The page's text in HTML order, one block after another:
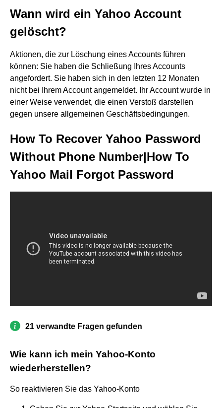
Wann wird ein Yahoo Account
gelöscht?
Aktionen, die zur Löschung eines Accounts führen
können: Sie haben die Schließung Ihres Accounts
angefordert. Sie haben sich in den letzten 12 Monaten
nicht bei Ihrem Account angemeldet. Ihr Account wurde in
einer Weise verwendet, die einen Verstoß darstellen
gegen unsere allgemeinen Geschäftsbedingungen.
How To Recover Yahoo Password
Without Phone Number|How To
Yahoo Mail Forgot Password
21 verwandte Fragen gefunden
Wie kann ich mein Yahoo-Konto
wiederherstellen?
So reaktivieren Sie das Yahoo-Konto